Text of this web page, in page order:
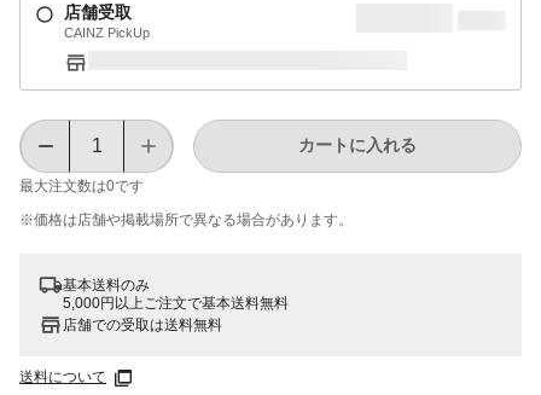
店舗受取
CAINZ PickUp
最大注文数は0です
カートに入れる
※価格は​店舗や​掲載場所で​異なる​場合が​あります。
基本送料のみ
5,000円以上ご注文で基本送料無料
店舗での受取は送料無料
送料について